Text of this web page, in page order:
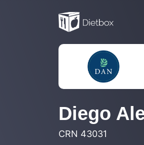
Diego
CRN 43031